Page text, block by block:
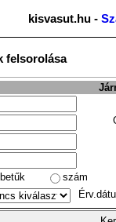
kisvasut.hu -
felsorolása
betűk
szám